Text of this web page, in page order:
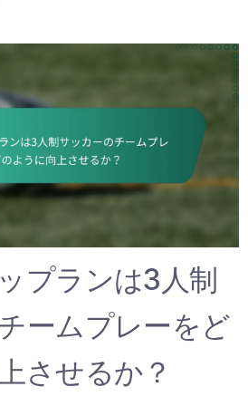
プランは3人制
ームプレーをど
させるか？